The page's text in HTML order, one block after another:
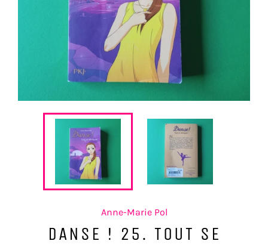
Anne-Marie Pol
DANSE ! 25. TOUT SE